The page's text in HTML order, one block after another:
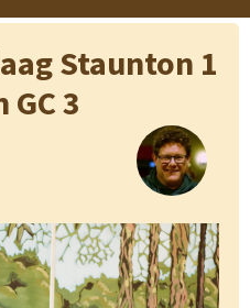
Staunton 1
GC 3